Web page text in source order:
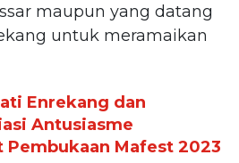
maupun yang datang
untuk meramaikan
Enrekang dan
Antusiasme
Pembukaan Mafest 2023